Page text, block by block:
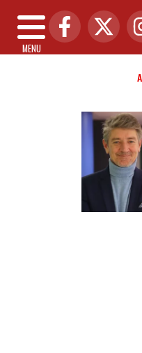
MENU